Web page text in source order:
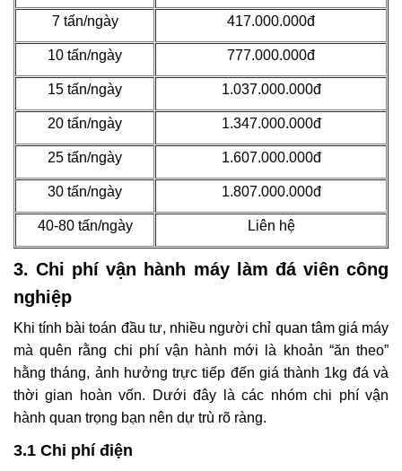
7 tấn/ngày 417.000.000đ
10 tấn/ngày 777.000.000đ
15 tấn/ngày 1.037.000.000đ
20 tấn/ngày 1.347.000.000đ
25 tấn/ngày 1.607.000.000đ
30 tấn/ngày 1.807.000.000đ
40-80 tấn/ngày Liên hệ
3. Chi phí vận hành máy làm đá viên công
nghiệp
Khi tính bài toán đầu tư, nhiều người chỉ quan tâm giá máy
mà quên rằng chi phí vận hành mới là khoản “ăn theo”
hằng tháng, ảnh hưởng trực tiếp đến giá thành 1kg đá và
thời gian hoàn vốn. Dưới đây là các nhóm chi phí vận
hành quan trọng bạn nên dự trù rõ ràng.
3.1 Chi phí điện